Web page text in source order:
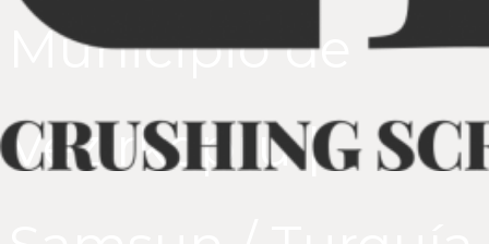
Municipio de
Vezirkopru |